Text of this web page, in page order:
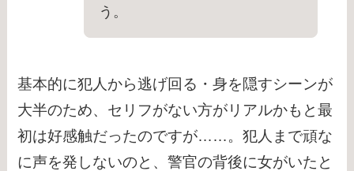
う。
基本的に犯人から逃げ回る・身を隠すシーンが
大半のため、セリフがない方がリアルかもと最
初は好感触だったのですが……。犯人まで頑な
に声を発しないのと、警官の背後に女がいたと